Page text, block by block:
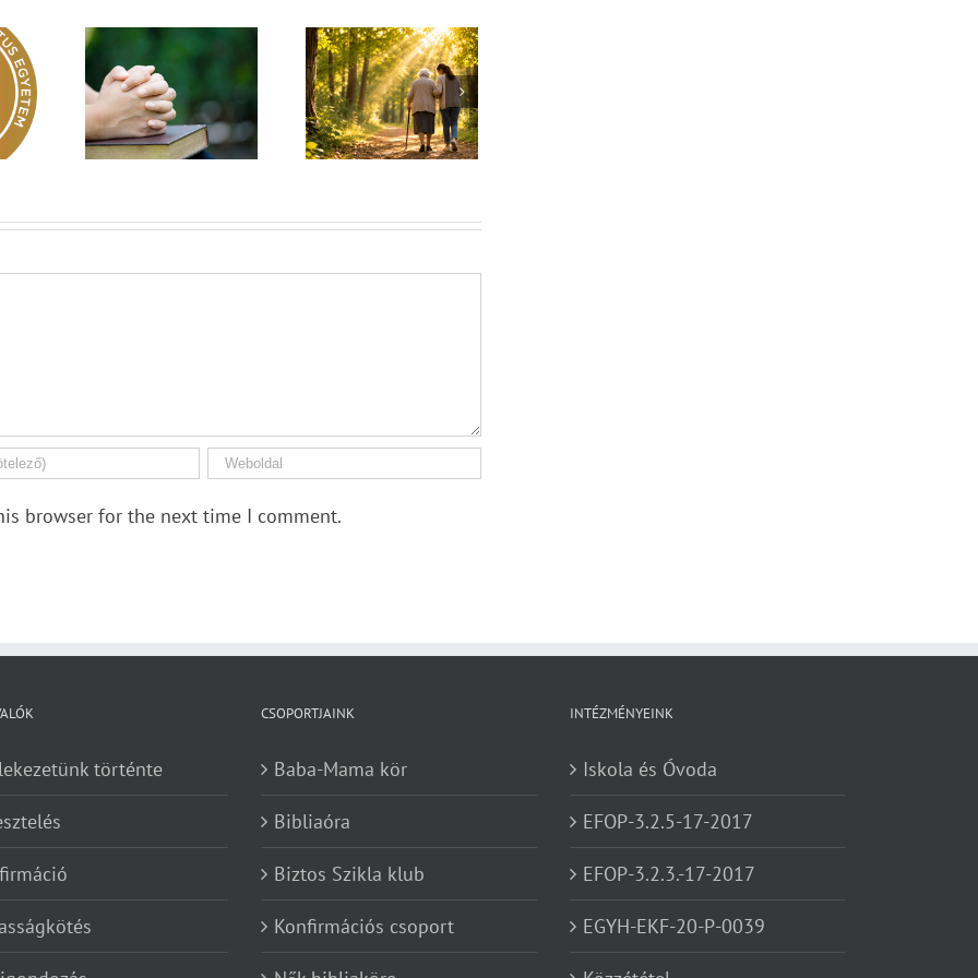
–
149
Egy fa kidől, messze
hangzik. Nő az erdő,
ki hallja? –
Diakónusok
vasárnapja – II. rész
Imádság éve 2026 –
El nem hagylak
téged
browser for the next time I comment.
történte
CSOPORTJAINK
Baba-Mama kör
Bibliaóra
Biztos Szikla klub
Konfirmációs csoport
INTÉZMÉNYEINK
Iskola és Óvoda
EFOP-3.2.5-17-2017
EFOP-3.2.3.-17-2017
EGYH-EKF-20-P-0039